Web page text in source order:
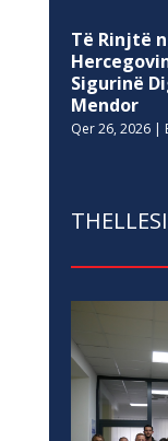
Të Rinjtë
Sigurinë
Mendor
Qer 26, 2026|